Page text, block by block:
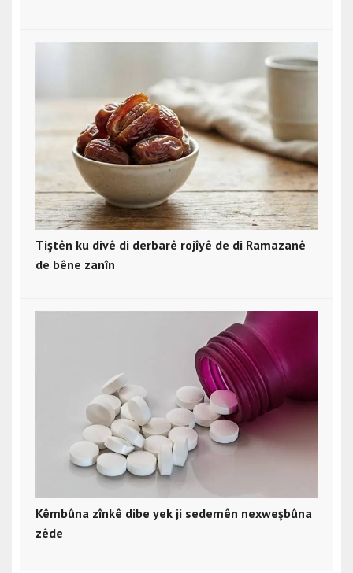
Tiştên ku divê di derbarê rojîyê de di Ramazanê
de bêne zanîn
Kêmbûna zînkê dibe yek ji sedemên nexweşbûna
zêde